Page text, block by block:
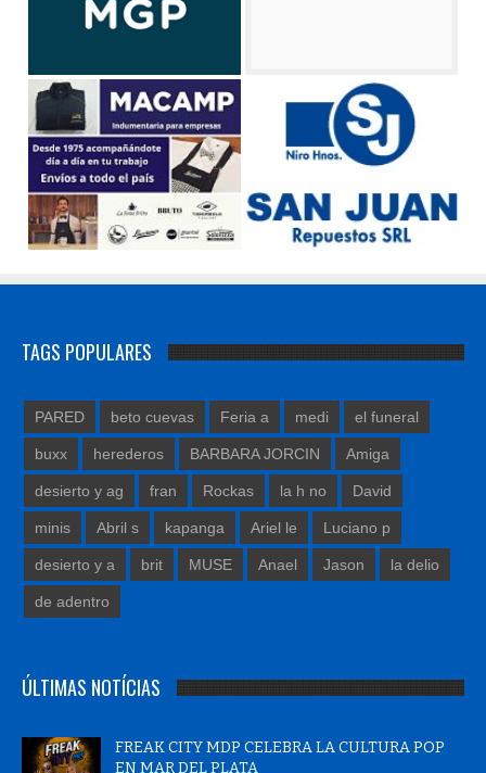
TAGS POPULARES
PARED beto cuevas Feria a medi el funeral
buxx herederos BARBARA JORCIN Amiga
desierto y ag fran Rockas la h no David
minis Abril s kapanga Ariel le Luciano p
desierto y a brit MUSE Anael Jason la delio
de adentro
ÚLTIMAS NOTÍCIAS
FREAK CITY MDP CELEBRA LA CULTURA POP
EN MAR DEL PLATA